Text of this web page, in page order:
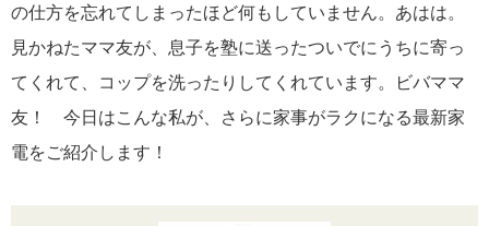
の仕方を忘れてしまったほど何もしていません。あはは。
見かねたママ友が、息子を塾に送ったついでにうちに寄っ
てくれて、コップを洗ったりしてくれています。ビバママ
友！ 今日はこんな私が、さらに家事がラクになる最新家
電をご紹介します！